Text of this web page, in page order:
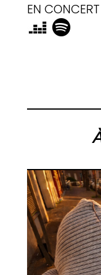
EN CONCERT